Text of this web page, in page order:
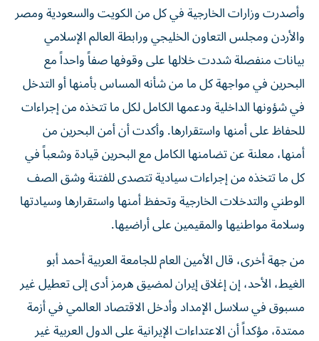
وأصدرت وزارات الخارجية في كل من الكويت والسعودية ومصر
والأردن ومجلس التعاون الخليجي ورابطة العالم الإسلامي
بيانات منفصلة شددت خلالها على وقوفها صفاً واحداً مع
البحرين في مواجهة كل ما من شأنه المساس بأمنها أو التدخل
في شؤونها الداخلية ودعمها الكامل لكل ما تتخذه من إجراءات
للحفاظ على أمنها واستقرارها. وأكدت أن أمن البحرين من
أمنها، معلنة عن تضامنها الكامل مع البحرين قيادة وشعباً في
كل ما تتخذه من إجراءات سيادية تتصدى للفتنة وشق الصف
الوطني والتدخلات الخارجية وتحفظ أمنها واستقرارها وسيادتها
وسلامة مواطنيها والمقيمين على أراضيها.
من جهة أخرى، قال الأمين العام للجامعة العربية أحمد أبو
الغيط، الأحد، إن إغلاق إيران لمضيق هرمز أدى إلى تعطيل غير
مسبوق في سلاسل الإمداد وأدخل الاقتصاد العالمي في أزمة
ممتدة، مؤكداً أن الاعتداءات الإيرانية على الدول العربية غير